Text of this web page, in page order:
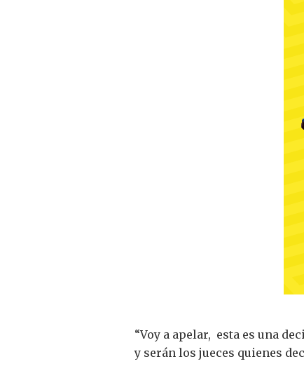
“Voy a apelar, esta es una
y serán los jueces quienes